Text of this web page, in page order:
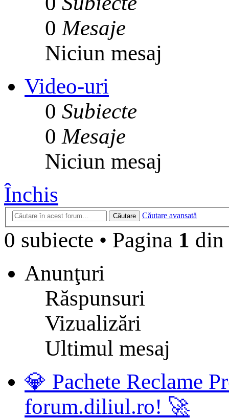
0 Mesaje
Niciun mesaj
Video-uri
0 Subiecte
0 Mesaje
Niciun mesaj
Închis
Căutare Căutare avansată
0 subiecte • Pagina 1 din
Anunţuri
Răspunsuri
Vizualizări
Ultimul mesaj
💎 Pachete Reclame
forum.diliul.ro! 🚀